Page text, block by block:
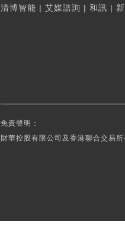
清博智能 | 艾媒諮詢 | 和訊 |
免責聲明：
財華控股有限公司及香港聯合交易